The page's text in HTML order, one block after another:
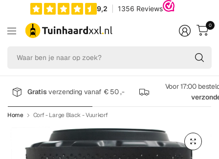
op
0
Gratisverzending vanaf € 50 ,-
Voor 17:00
Home Corf - Large Black - Vuurkorf